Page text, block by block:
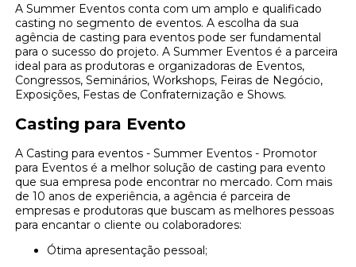
A Summer Eventos conta com um amplo e qualificado
casting no segmento de eventos. A escolha da sua
agência de casting para eventos pode ser fundamental
para o sucesso do projeto. A Summer Eventos é a parceira
ideal para as produtoras e organizadoras de Eventos,
Congressos, Seminários, Workshops, Feiras de Negócio,
Exposições, Festas de Confraternização e Shows.
Casting para Evento
A Casting para eventos - Summer Eventos - Promotor
para Eventos é a melhor solução de casting para evento
que sua empresa pode encontrar no mercado. Com mais
de 10 anos de experiência, a agência é parceira de
empresas e produtoras que buscam as melhores pessoas
para encantar o cliente ou colaboradores:
Ótima apresentação pessoal;